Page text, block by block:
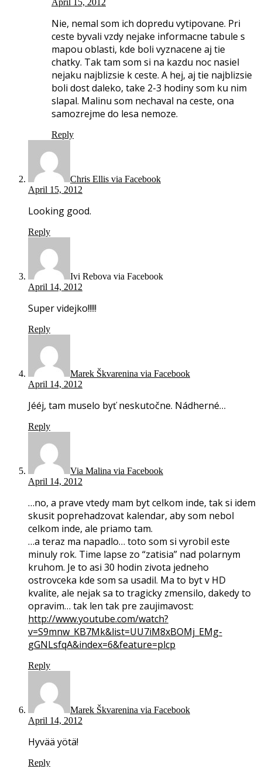
April 15, 2012
Nie, nemal som ich dopredu vytipovane. Pri
ceste byvali vzdy nejake informacne tabule s
mapou oblasti, kde boli vyznacene aj tie
chatky. Tak tam som si na kazdu noc nasiel
nejaku najblizsie k ceste. A hej, aj tie najblizsie
boli dost daleko, take 2-3 hodiny som ku nim
slapal. Malinu som nechaval na ceste, ona
samozrejme do lesa nemoze.
Reply
Chris Ellis via Facebook
April 15, 2012
Looking good.
Reply
Ivi Rebova via Facebook
April 14, 2012
Super videjko!!!!!
Reply
Marek Škvarenina via Facebook
April 14, 2012
Jééj, tam muselo byť neskutočne. Nádherné…
Reply
Via Malina via Facebook
April 14, 2012
…no, a prave vtedy mam byt celkom inde, tak si idem
skusit poprehadzovat kalendar, aby som nebol
celkom inde, ale priamo tam.
…a teraz ma napadlo… toto som si vyrobil este
minuly rok. Time lapse zo “zatisia” nad polarnym
kruhom. Je to asi 30 hodin zivota jedneho
ostrovceka kde som sa usadil. Ma to byt v HD
kvalite, ale nejak sa to tragicky zmensilo, dakedy to
opravim… tak len tak pre zaujimavost:
http://www.youtube.com/watch?
v=S9mnw_KB7Mk&list=UU7iM8xBOMj_EMg-
gGNLsfqA&index=6&feature=plcp
Reply
Marek Škvarenina via Facebook
April 14, 2012
Hyvää yötä!
Reply